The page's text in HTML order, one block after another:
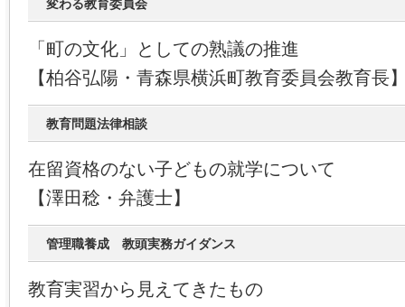
変わる教育委員会
「町の文化」としての熟議の推進
【柏谷弘陽・青森県横浜町教育委員会教育長
教育問題法律相談
在留資格のない子どもの就学について
【澤田稔・弁護士】
管理職養成 教頭実務ガイダンス
教育実習から見えてきたもの